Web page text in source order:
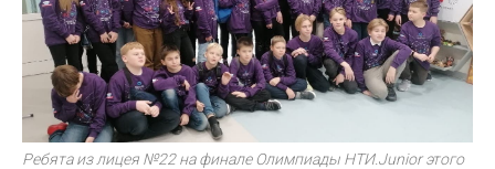
Ребята из лицея №22 на финале Олимпиады НТИ.Junior этого